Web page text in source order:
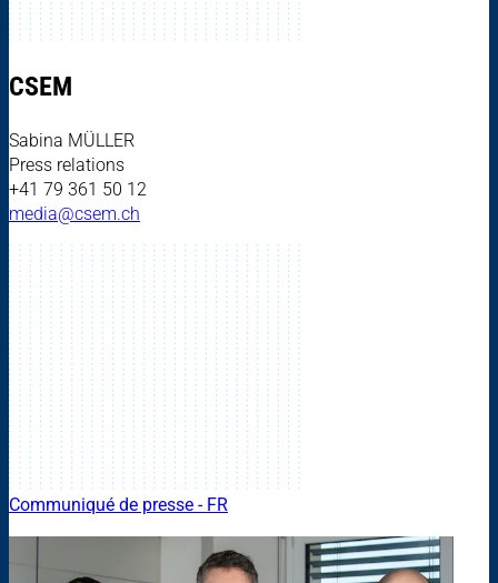
CSEM
Sabina MÜLLER
Press relations
+41 79 361 50 12
media@csem.ch
Communiqué de presse - FR